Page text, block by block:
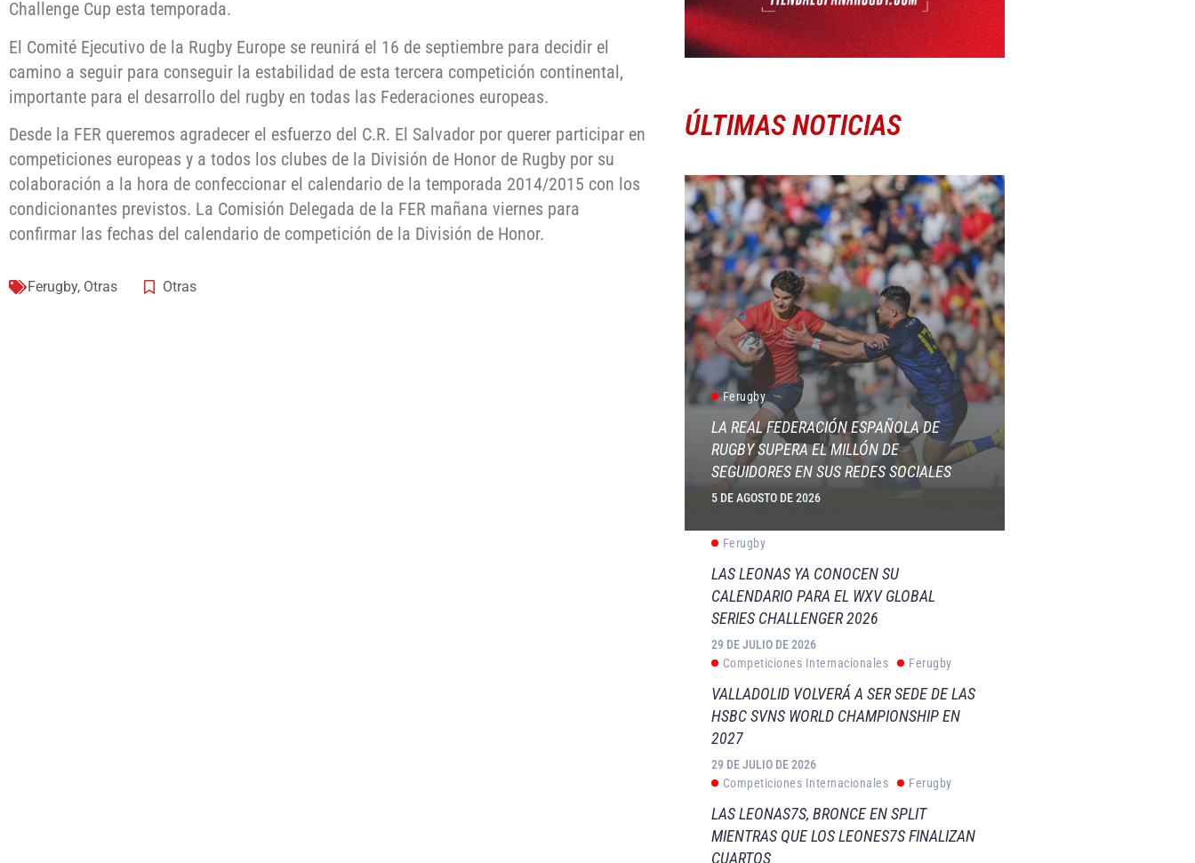
Challenge Cup esta temporada.
El Comité Ejecutivo de la Rugby Europe se reunirá el 16 de septiembre para decidir el
camino a seguir para conseguir la estabilidad de esta tercera competición continental,
importante para el desarrollo del rugby en todas las Federaciones europeas.
Desde la FER queremos agradecer el esfuerzo del C.R. El Salvador por querer participar en
competiciones europeas y a todos los clubes de la División de Honor de Rugby por su
colaboración a la hora de confeccionar el calendario de la temporada 2014/2015 con los
condicionantes previstos. La Comisión Delegada de la FER mañana viernes para
confirmar las fechas del calendario de competición de la División de Honor.
Ferugby, Otras Otras
ÚLTIMAS NOTICIAS
Ferugby
LA REAL FEDERACIÓN ESPAÑOLA DE
RUGBY SUPERA EL MILLÓN DE
SEGUIDORES EN SUS REDES SOCIALES
5 DE AGOSTO DE 2026
Ferugby
LAS LEONAS YA CONOCEN SU
CALENDARIO PARA EL WXV GLOBAL
SERIES CHALLENGER 2026
29 DE JULIO DE 2026
Competiciones Internacionales
Ferugby
VALLADOLID VOLVERÁ A SER SEDE DE LAS
HSBC SVNS WORLD CHAMPIONSHIP EN
2027
29 DE JULIO DE 2026
Competiciones Internacionales
Ferugby
LAS LEONAS7S, BRONCE EN SPLIT
MIENTRAS QUE LOS LEONES7S FINALIZAN
CUARTOS